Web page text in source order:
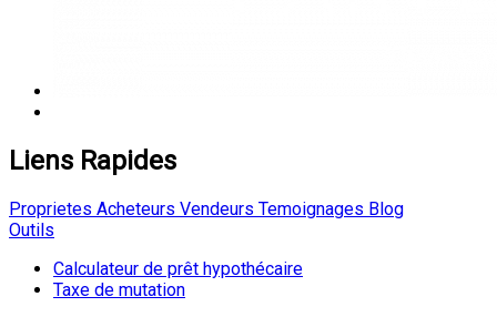
Liens Rapides
Proprietes Acheteurs Vendeurs Temoignages Blog
Outils
Calculateur de prêt hypothécaire
Taxe de mutation